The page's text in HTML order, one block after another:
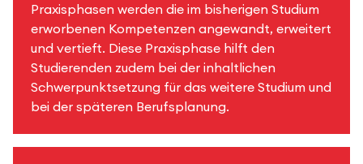
Praxisphasen werden die im bisherigen Studium
erworbenen Kompetenzen angewandt, erweitert
und vertieft. Diese Praxisphase hilft den
Studierenden zudem bei der inhaltlichen
Schwerpunktsetzung für das weitere Studium und
bei der späteren Berufsplanung.